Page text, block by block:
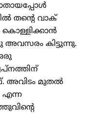
തന്റെ വാക്
അവസരം കിട്ടുന്നു.
അവിടം മുതല്‍